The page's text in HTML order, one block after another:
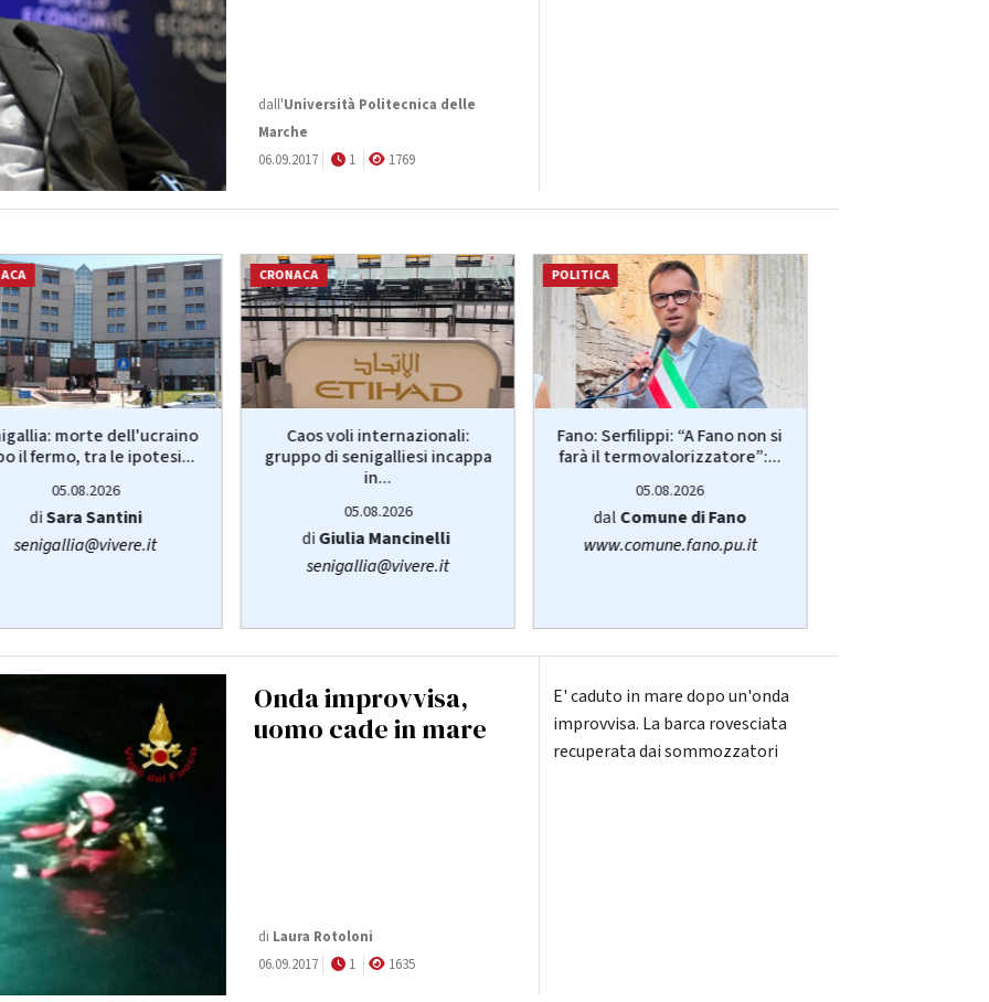
dall'Università Politecnica delle
Marche
06.09.2017
1 1769
morte dell'ucraino
il fermo, tra le ipotesi...
05.08.2026
diSara Santini
senigallia@vivere.it
CRONACA
Caos voli internazionali:
gruppo di senigalliesi incappa
in...
05.08.2026
diGiulia Mancinelli
senigallia@vivere.it
POLITICA
Fano: Serfilippi: “A Fano non si
farà il termovalorizzatore”:...
05.08.2026
dalComune di Fano
www.comune.fano.pu.it
Onda improvvisa,
uomo cade in mare
di Laura Rotoloni
06.09.2017
1 1635
E' caduto in mare dopo un'onda
improvvisa. La barca rovesciata
recuperata dai sommozzatori